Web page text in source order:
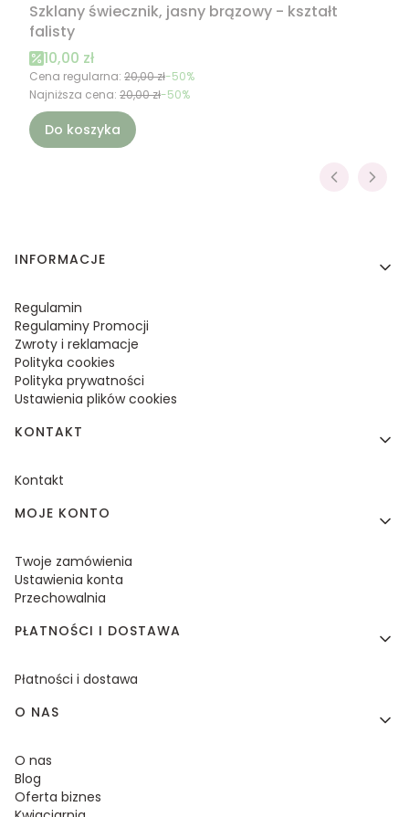
Szklany świecznik, jasny brązowy - kształt
falisty
Cena promocyjna
10,00 zł
Cena regularna: 20,00 zł-50%
Najniższa cena: 20,00 zł-50%
Do koszyka
Linki w stopce
INFORMACJE
Regulamin
Regulaminy Promocji
Zwroty i reklamacje
Polityka cookies
Polityka prywatności
Ustawienia plików cookies
KONTAKT
Kontakt
MOJE KONTO
Twoje zamówienia
Ustawienia konta
Przechowalnia
PŁATNOŚCI I DOSTAWA
Płatności i dostawa
O NAS
O nas
Blog
Oferta biznes